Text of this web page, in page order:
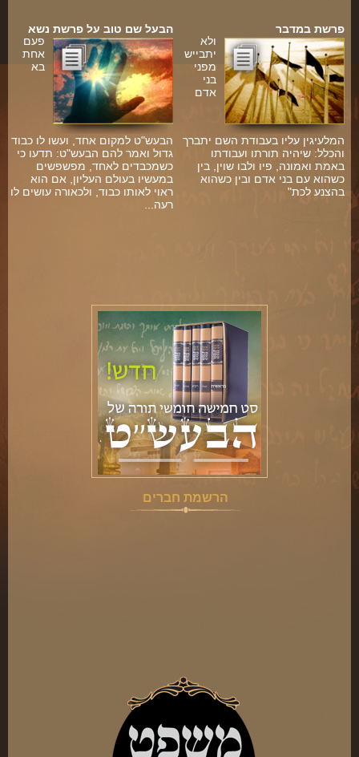
הבעל שם טוב על פרשת נשא
פעם
אחת
בא
הבעש"ט למקום אחד, ועשו לו כבוד
גדול ואמר להם הבעש"ט: תדעו כי
כשמכבדים לאחד, מפשפשים
במעשיו בעולם העליון, אם הוא
ראוי לאותו כבוד, ולכאורה עושים לו
רעה...
פרשת במדבר
ולא
יתבייש
מפני
בני
אדם
המלעיגין עליו בעבודת השם יתברך
והכלל: שיהיה תורתו ועבודתו
באמת ואמונה, פיו ולבו שוין, בין
כשהוא עם בני אדם ובין כשהוא
בהצנע לכת"
הרשמת חברים